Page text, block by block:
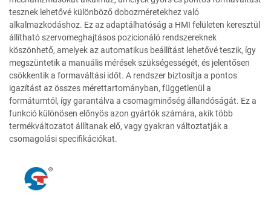
tesznek lehetővé különböző dobozméretekhez való
alkalmazkodáshoz. Ez az adaptálhatóság a HMI felületen keresztül
állítható szervomeghajtásos pozicionáló rendszereknek
köszönhető, amelyek az automatikus beállítást lehetővé teszik, így
megszüntetik a manuális mérések szükségességét, és jelentősen
csökkentik a formaváltási időt. A rendszer biztosítja a pontos
igazítást az összes mérettartományban, függetlenül a
formátumtól, így garantálva a csomagminőség állandóságát. Ez a
funkció különösen előnyös azon gyártók számára, akik több
termékváltozatot állítanak elő, vagy gyakran változtatják a
csomagolási specifikációkat.